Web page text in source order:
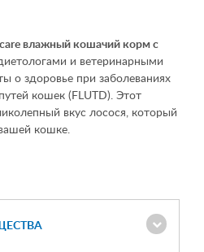
влажный кошачий корм с
и ветеринарными
о здоровье при заболеваниях
кошек (FLUTD). Этот
вкус лосося, который
кошке.